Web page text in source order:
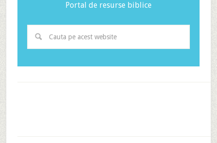
Portal de resurse biblice